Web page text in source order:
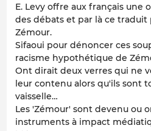
E. Levy offre aux français une
des débats et par là ce traduit
Zémour.
Sifaoui pour dénoncer ces
racisme hypothétique de
Ont dirait deux verres qui ne
leur contenu alors qu'ils sont
vaisselle…
Les 'Zémour' sont devenu ou
instruments à impact